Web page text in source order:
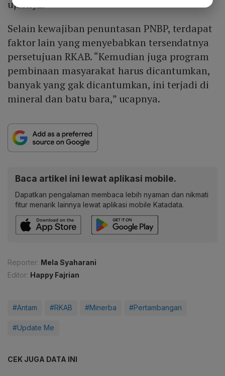
ujarnya.
Selain kewajiban penuntasan PNBP, terdapat
faktor lain yang menyebabkan tersendatnya
persetujuan RKAB. “Kemudian juga program
pembinaan masyarakat harus dicantumkan,
banyak yang gak dicantumkan, ini terjadi di
mineral dan batu bara,” ucapnya.
Baca artikel ini lewat aplikasi mobile.
Dapatkan pengalaman membaca lebih nyaman dan nikmati
fitur menarik lainnya lewat aplikasi mobile Katadata.
Reporter: Mela Syaharani
Editor: Happy Fajrian
#Antam #RKAB #Minerba #Pertambangan
#Update Me
CEK JUGA DATA INI